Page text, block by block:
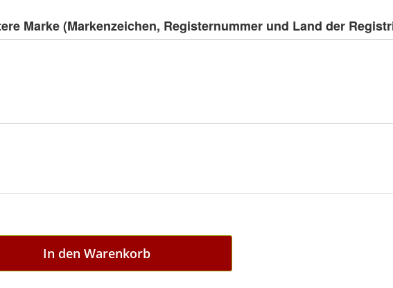
Marke (Markenzeichen, Registernummer und Land der
In den Warenkorb